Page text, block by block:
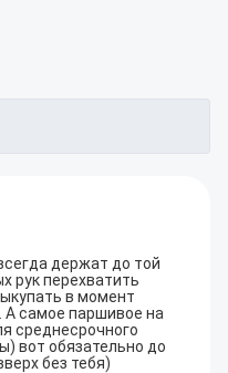
держат до той
рук перехватить
в момент
А самое паршивое на
среднесрочного
вот обязательно до
без тебя)